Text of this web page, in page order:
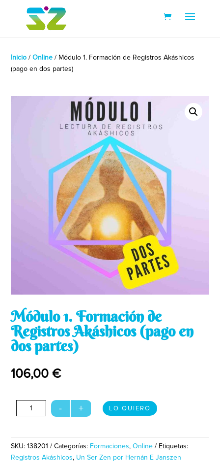
Inicio /Online / Módulo 1. Formación de Registros Akáshicos
(pago en dos partes)
Módulo 1. Formación de
Registros Akáshicos (pago en
dos partes)
106,00€
Módulo
Registros
Akáshicos
- + LO QUIERO
SKU:138201 Categorías: Formaciones,Online
Etiquetas:
Registros Akáshicos, Un Ser Zen por Hernán E Janszen